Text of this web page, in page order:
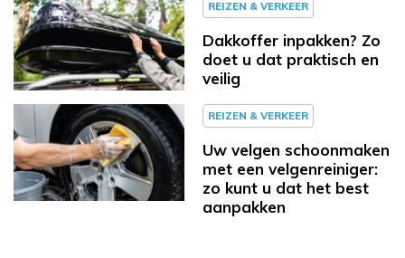
REIZEN & VERKEER
Dakkoffer inpakken? Zo
doet u dat praktisch en
veilig
REIZEN & VERKEER
Uw velgen schoonmaken
met een velgenreiniger:
zo kunt u dat het best
aanpakken